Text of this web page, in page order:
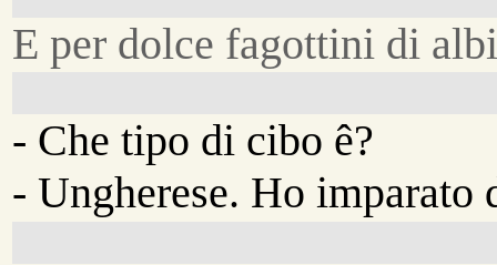
E per dolce fagottini di
- Che tipo di cibo ê?
- Ungherese. Ho imparato